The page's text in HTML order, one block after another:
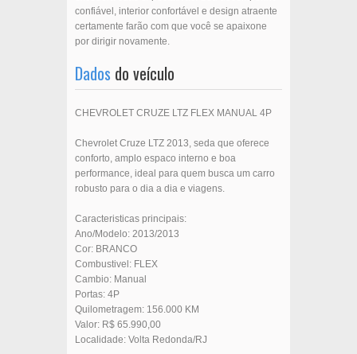
confiável, interior confortável e design atraente
certamente farão com que você se apaixone
por dirigir novamente.
Dados do veículo
CHEVROLET CRUZE LTZ FLEX MANUAL 4P
Chevrolet Cruze LTZ 2013, seda que oferece
conforto, amplo espaco interno e boa
performance, ideal para quem busca um carro
robusto para o dia a dia e viagens.
Caracteristicas principais:
Ano/Modelo: 2013/2013
Cor: BRANCO
Combustivel: FLEX
Cambio: Manual
Portas: 4P
Quilometragem: 156.000 KM
Valor: R$ 65.990,00
Localidade: Volta Redonda/RJ